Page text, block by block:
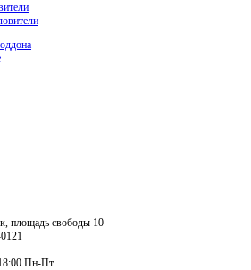
площадь свободы 10
Пн-Пт